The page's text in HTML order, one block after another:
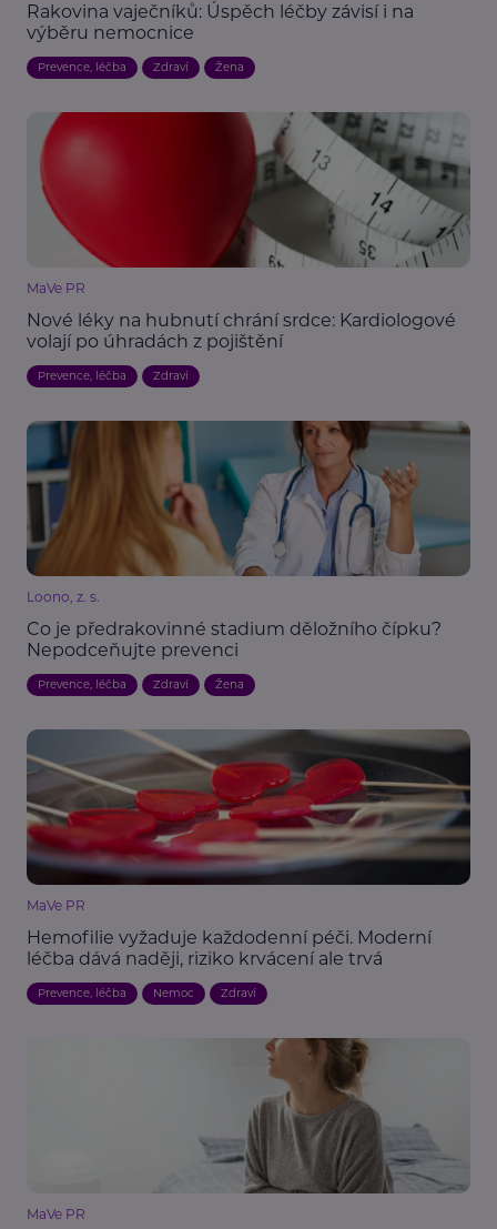
Rakovina vaječníků: Úspěch léčby závisí i na
výběru nemocnice
Prevence, léčba Zdraví Žena
MaVe PR
Nové léky na hubnutí chrání srdce: Kardiologové
volají po úhradách z pojištění
Prevence, léčba Zdraví
Loono, z. s.
Co je předrakovinné stadium děložního čípku?
Nepodceňujte prevenci
Prevence, léčba Zdraví Žena
MaVe PR
Hemofilie vyžaduje každodenní péči. Moderní
léčba dává naději, riziko krvácení ale trvá
Prevence, léčba Nemoc Zdraví
MaVe PR